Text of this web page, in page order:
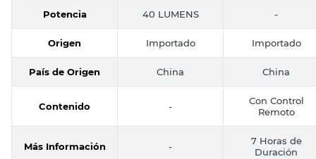
Potencia 40 LUMENS -
Origen Importado Importado
País de Origen China China
Contenido -
Con Control
Remoto
Más Información -
7 Horas de
Duración